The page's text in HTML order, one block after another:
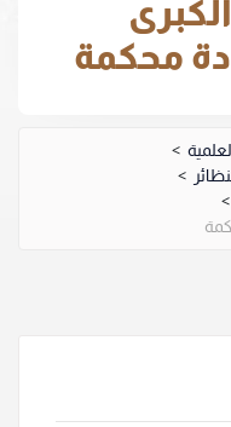
الكبرى
محكمة
>
>
>